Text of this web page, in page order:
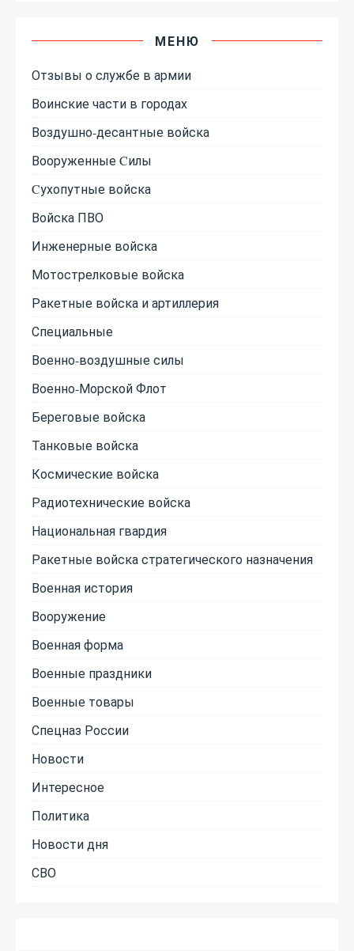
МЕНЮ
Отзывы о службе в армии
Воинские части в городах
Воздушно-десантные войска
Вооруженные Cилы
Cухопутные войска
Войска ПВО
Инженерные войска
Мотострелковые войска
Ракетные войска и артиллерия
Специальные
Военно-воздушные силы
Военно-Морской Флот
Береговые войска
Танковые войска
Космические войска
Радиотехнические войска
Национальная гвардия
Ракетные войска стратегического назначения
Военная история
Вооружение
Военная форма
Военные праздники
Военные товары
Спецназ России
Новости
Интересное
Политика
Новости дня
СВО